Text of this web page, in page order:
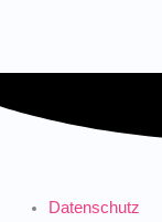
Datenschutz